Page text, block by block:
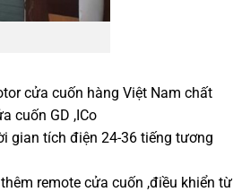
cửa cuốn hàng Việt Nam chất
cuốn GD ,ICo
gian tích điện 24-36 tiếng tương
remote cửa cuốn ,điều khiển từ